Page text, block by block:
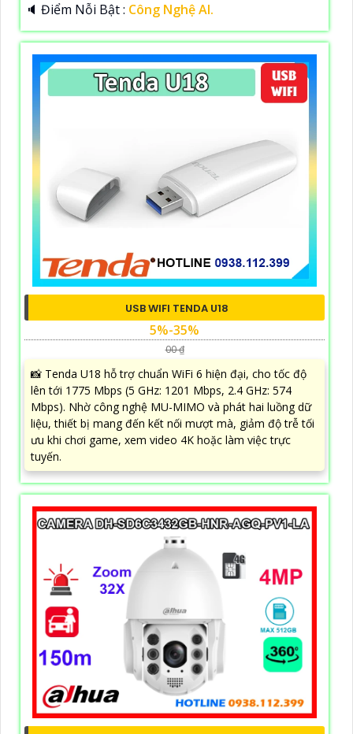
️🔈 Điểm Nỗi Bật : Công Nghệ AI.
USB WIFI TENDA U18
5%-35%
00 ₫
📸 Tenda U18 hỗ trợ chuẩn WiFi 6 hiện đại, cho tốc độ
lên tới 1775 Mbps (5 GHz: 1201 Mbps, 2.4 GHz: 574
Mbps). Nhờ công nghệ MU-MIMO và phát hai luồng dữ
liệu, thiết bị mang đến kết nối mượt mà, giảm độ trễ tối
ưu khi chơi game, xem video 4K hoặc làm việc trực
tuyến.